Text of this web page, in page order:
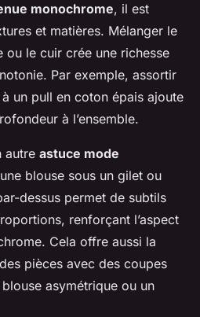
monochrome, il est
et matières. Mélanger le
ou le cuir crée une richesse
Par exemple, assortir
un pull en coton épais ajoute
à l’ensemble.
autre astuce mode
blouse sous un gilet ou
dessus permet de subtils
renforçant l’aspect
Cela offre aussi la
pièces avec des coupes
asymétrique ou un